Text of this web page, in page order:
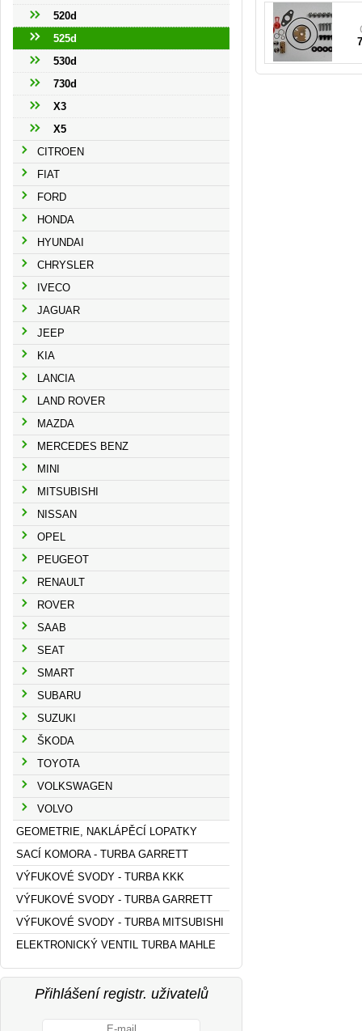
520d
525d
530d
730d
X3
X5
CITROEN
FIAT
FORD
HONDA
HYUNDAI
CHRYSLER
IVECO
JAGUAR
JEEP
KIA
LANCIA
LAND ROVER
MAZDA
MERCEDES BENZ
MINI
MITSUBISHI
NISSAN
OPEL
PEUGEOT
RENAULT
ROVER
SAAB
SEAT
SMART
SUBARU
SUZUKI
ŠKODA
TOYOTA
VOLKSWAGEN
VOLVO
GEOMETRIE, NAKLÁPĚCÍ LOPATKY
SACÍ KOMORA - TURBA GARRETT
VÝFUKOVÉ SVODY - TURBA KKK
VÝFUKOVÉ SVODY - TURBA GARRETT
VÝFUKOVÉ SVODY - TURBA MITSUBISHI
ELEKTRONICKÝ VENTIL TURBA MAHLE
Přihlášení registr. uživatelů